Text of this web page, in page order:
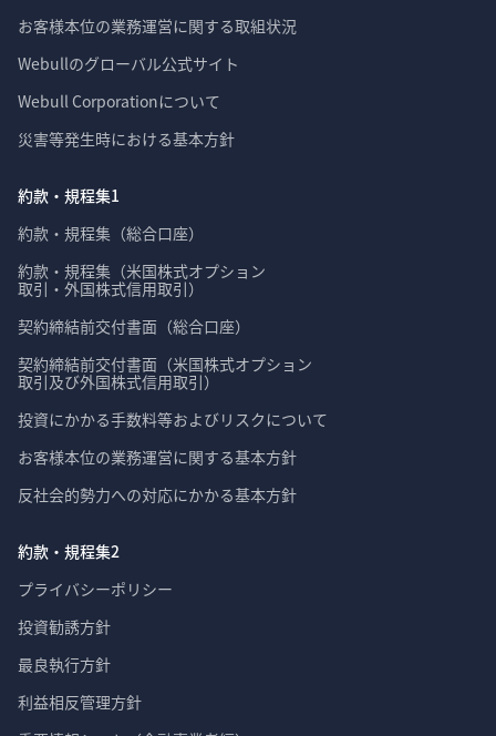
お客様本位の業務運営に関する取組状況
Webullのグローバル公式サイト
Webull Corporationについて
災害等発生時における基本方針
約款・規程集1
約款・規程集（総合口座）
約款・規程集（米国株式オプション
取引・外国株式信用取引）
契約締結前交付書面（総合口座）
契約締結前交付書面（米国株式オプション
取引及び外国株式信用取引）
投資にかかる手数料等およびリスクについて
お客様本位の業務運営に関する基本方針
反社会的勢力への対応にかかる基本方針
約款・規程集2
プライバシーポリシー
投資勧誘方針
最良執行方針
利益相反管理方針